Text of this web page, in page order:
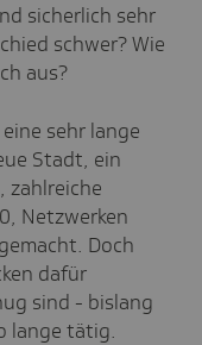
sicherlich sehr
schwer? Wie
aus?
sehr lange
Stadt, ein
zahlreiche
Netzwerken
Doch
dafür
sind - bislang
lange tätig.